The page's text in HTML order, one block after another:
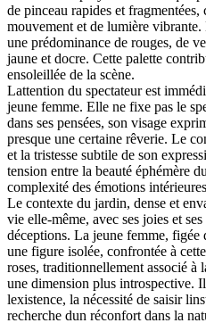
de pinceau rapides et
mouvement et de lumière
une prédominance de rouges, de
jaune et docre. Cette palette
ensoleillée de la scène.
Lattention du spectateur est
jeune femme. Elle ne fixe pas le
dans ses pensées, son visage
presque une certaine rêverie. Le
et la tristesse subtile de son
tension entre la beauté éphémère
complexité des émotions
Le contexte du jardin, dense et
vie elle-même, avec ses joies et ses
déceptions. La jeune femme, figée
une figure isolée, confrontée à
roses, traditionnellement associé à
une dimension plus introspective.
lexistence, la nécessité de saisir
recherche dun réconfort dans la